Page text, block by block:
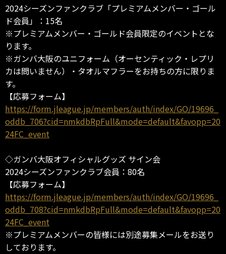
2024シーズンファンクラブ「プレミアムメンバー・ゴール
ド会員」：15名
※プレミアムメンバー・ゴールド会員限定のイベントとな
ります。
※ガンバ大阪のユニフォーム（オーセンティック・レプリ
カは問いません）・タオルマフラーをお持ちの方に限りま
す。
【応募フォーム】
https://form.jleague.jp/members/auth/index/GO/19696_
oddb_706?cid=nmkdbRpFull&mode=default&favopp=20
24FC_event
◇ガンバ大阪オフィシャルグッズ サイン会
2024シーズンファンクラブ会員：80名
【応募フォーム】
https://form.jleague.jp/members/auth/index/GO/19696_
oddb_708?cid=nmkdbRpFull&mode=default&favopp=20
24FC_event
※プレミアムメンバーの皆様には別途募集メールをお送り
しております。